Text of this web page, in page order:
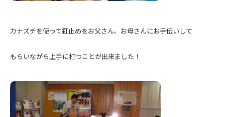
カナズチを使って釘止めをお父さん、お母さんにお手伝いして
もらいながら上手に打つことが出来ました！